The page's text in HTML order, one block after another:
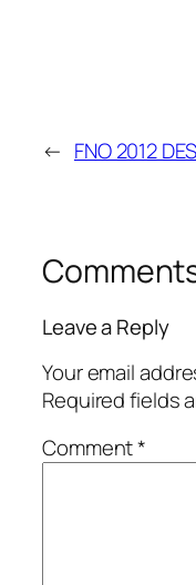
← FNO 2012
Leave a Reply
Your email
Required fields
Comment*